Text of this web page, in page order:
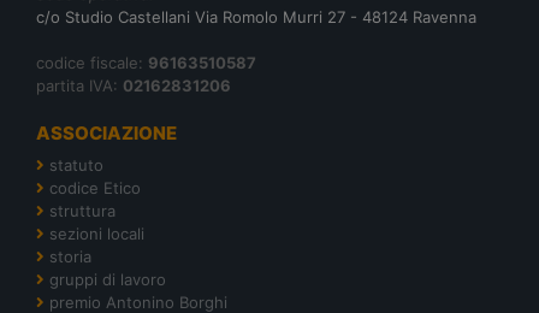
c/o Studio Castellani Via Romolo Murri 27 - 48124 Ravenna
codice fiscale: 96163510587
partita IVA: 02162831206
ASSOCIAZIONE
statuto
codice Etico
struttura
sezioni locali
storia
gruppi di lavoro
premio Antonino Borghi